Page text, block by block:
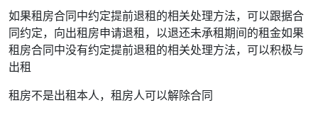
如果租房合同中约定提前退租的相关处理方法，可以跟据合
同约定，向出租房申请退租，以退还未承租期间的租金如果
租房合同中没有约定提前退租的相关处理方法，可以积极与
出租
租房不是出租本人，租房人可以解除合同